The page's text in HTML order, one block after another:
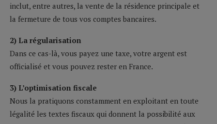
inclut, entre autres, la vente de la résidence principale et
la fermeture de tous vos comptes bancaires.
2) La régularisation
Dans ce cas-là, vous payez une taxe, votre argent est
officialisé et vous pouvez rester en France.
3) L’optimisation fiscale
Nous la pratiquons constamment en exploitant en toute
légalité les textes fiscaux qui donnent la possibilité aux